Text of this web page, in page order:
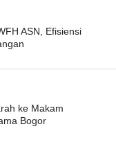
ASN, Efisiensi
ke Makam
Bogor